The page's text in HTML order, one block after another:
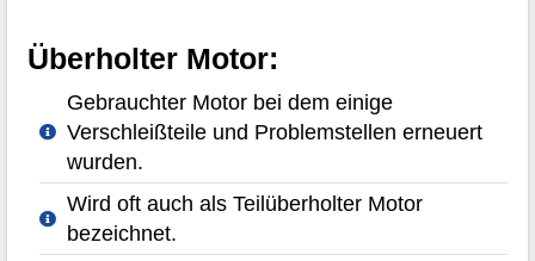
Überholter Motor:
Gebrauchter Motor bei dem einige
Verschleißteile und Problemstellen erneuert
wurden.
Wird oft auch als Teilüberholter Motor
bezeichnet.